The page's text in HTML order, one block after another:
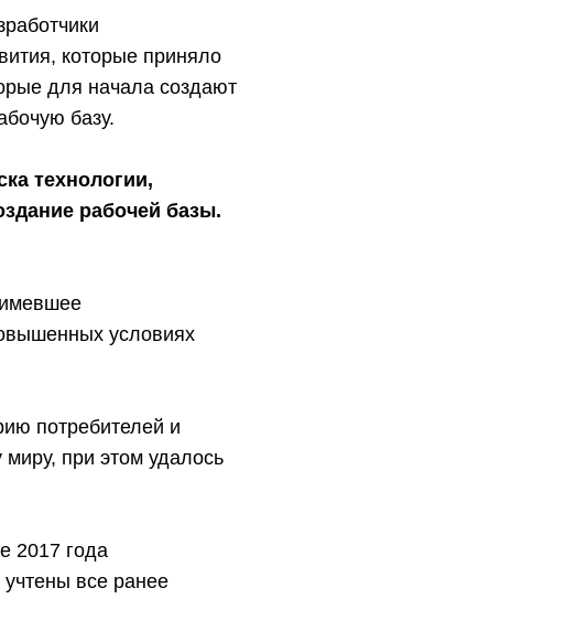
которые приняло
для начала создают
базу.
технологии,
рабочей базы.
условиях
потребителей и
при этом удалось
2017 года
все ранее